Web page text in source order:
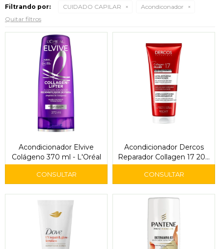
Filtrando por: CUIDADO CAPILAR
Acondiconador
Quitar filtros
Acondicionador Elvive
Colágeno 370 ml - L'Oréal
Acondicionador Dercos
Reparador Collagen 17 200
ml - Vichy